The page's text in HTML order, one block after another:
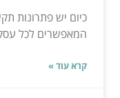
כיום יש פתרונות
המאפשרים לכל
קרא עוד »